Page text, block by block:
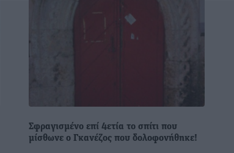
Σφραγισμένο επί 4ετία το σπίτι που
μίσθωνε ο Γκανέζος που δολοφονήθηκε!